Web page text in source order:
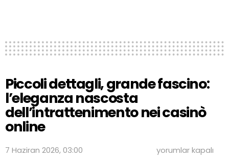
Piccoli dettagli, grande fascino:
l’eleganza nascosta
dell’intrattenimento nei casinò
online
7 Haziran 2026, 03:00
Piccoli
yorumlar kapalı